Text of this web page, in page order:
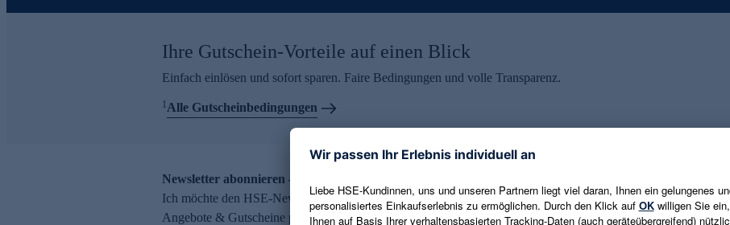
Ihre Gutschein-Vorteile auf einen Blick
Einfach einlösen und sofort sparen. Faire Bedingungen und volle Transparenz.
1Alle Gutscheinbedingungen
Newsletter abonnieren – 10 € Gutschein erhalten
Ich möchte den HSE-Newsletter abonnieren und aktuelle Trends,
Angebote & Gutscheine per E-Mail erhalten. Als Dankeschön
E-Mail-Adresse eingeben